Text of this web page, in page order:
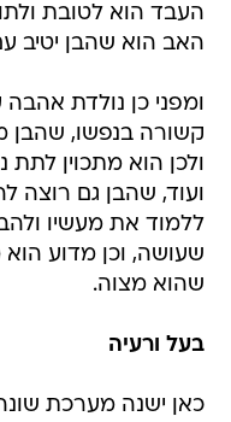
העבד הוא לטובת
האב הוא שהבן יטיב
ומפני כן נולדת
קשורה בנפשו, שהבן
ולכן הוא מתכוין
ועוד, שהבן גם רוצה
ללמוד את מעשיו
שעושה, וכן מדוע
שהוא מצוה.
בעל ורעיה
כאן ישנה מערכת